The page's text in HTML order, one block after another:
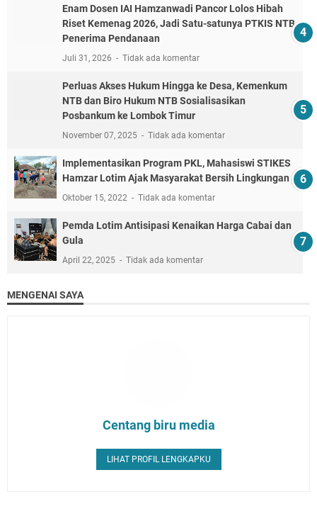
Enam Dosen IAI Hamzanwadi Pancor Lolos Hibah
Riset Kemenag 2026, Jadi Satu-satunya PTKIS NTB
Penerima Pendanaan
Juli 31, 2026 Tidak ada komentar
Perluas Akses Hukum Hingga ke Desa, Kemenkum
NTB dan Biro Hukum NTB Sosialisasikan
Posbankum ke Lombok Timur
November 07, 2025 Tidak ada komentar
Implementasikan Program PKL, Mahasiswi STIKES
Hamzar Lotim Ajak Masyarakat Bersih Lingkungan
Oktober 15, 2022 Tidak ada komentar
Pemda Lotim Antisipasi Kenaikan Harga Cabai dan
Gula
April 22, 2025 Tidak ada komentar
MENGENAI SAYA
Centang biru media
LIHAT PROFIL LENGKAPKU